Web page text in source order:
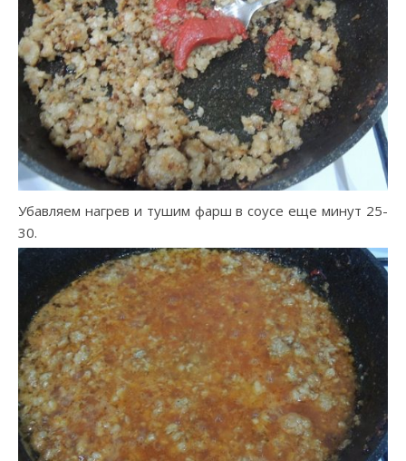
Убавляем нагрев и тушим фарш в соусе еще минут 25-
30.